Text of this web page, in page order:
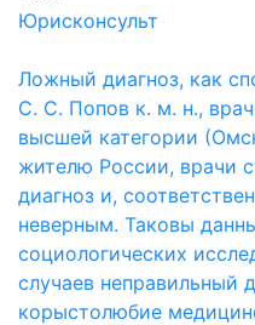
Юрисконсульт
Ложный диагноз, как
С. С. Попов к. м. н.,
высшей категории
жителю России, врачи
диагноз и,
неверным. Таковы
социологических
случаев неправильный
корыстолюбие